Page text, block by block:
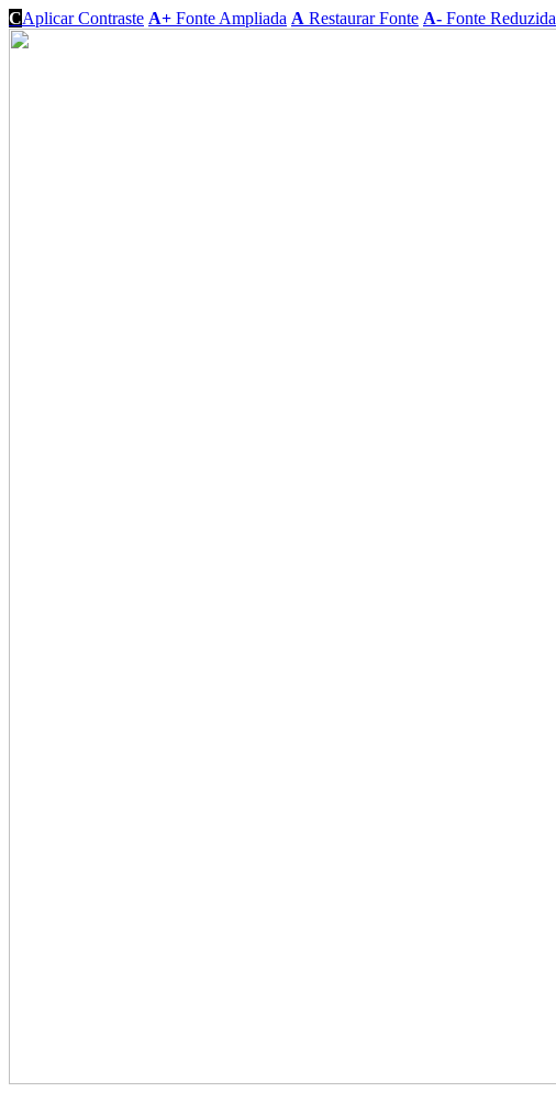
CAplicar Contraste A+ Fonte Ampliada A Restaurar Fonte A- Fonte Reduzida